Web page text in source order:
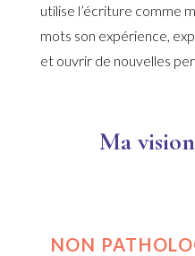
utilise l’écriture comme
mots son expérience,
et ouvrir de nouvelles
Ma
NON